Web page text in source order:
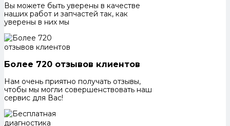
Вы можете быть уверены в качестве
наших работ и запчастей так, как
уверены в них мы
Более 720 отзывов клиентов
Нам очень приятно получать отзывы,
чтобы мы могли совершенствовать наш
сервис для Вас!